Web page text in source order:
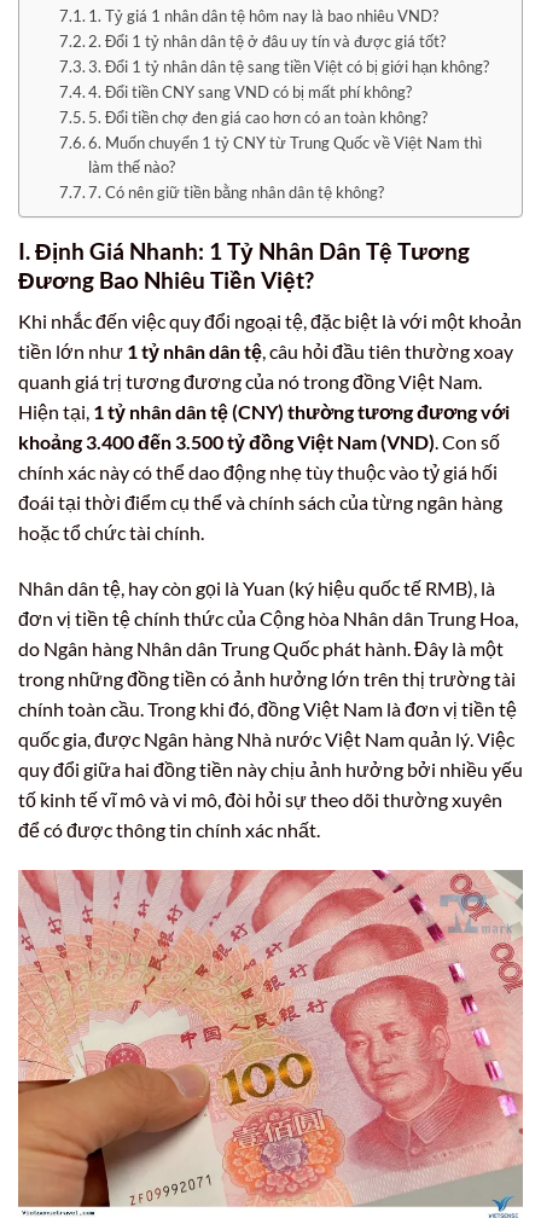
1. Tỷ giá 1 nhân dân tệ hôm nay là bao nhiêu VND?
2. Đổi 1 tỷ nhân dân tệ ở đâu uy tín và được giá tốt?
3. Đổi 1 tỷ nhân dân tệ sang tiền Việt có bị giới hạn không?
4. Đổi tiền CNY sang VND có bị mất phí không?
5. Đổi tiền chợ đen giá cao hơn có an toàn không?
6. Muốn chuyển 1 tỷ CNY từ Trung Quốc về Việt Nam thì
làm thế nào?
7. Có nên giữ tiền bằng nhân dân tệ không?
I. Định Giá Nhanh: 1 Tỷ Nhân Dân Tệ Tương
Đương Bao Nhiêu Tiền Việt?
Khi nhắc đến việc quy đổi ngoại tệ, đặc biệt là với một khoản
tiền lớn như 1 tỷ nhân dân tệ, câu hỏi đầu tiên thường xoay
quanh giá trị tương đương của nó trong đồng Việt Nam.
Hiện tại, 1 tỷ nhân dân tệ (CNY) thường tương đương với
khoảng 3.400 đến 3.500 tỷ đồng Việt Nam (VND). Con số
chính xác này có thể dao động nhẹ tùy thuộc vào tỷ giá hối
đoái tại thời điểm cụ thể và chính sách của từng ngân hàng
hoặc tổ chức tài chính.
Nhân dân tệ, hay còn gọi là Yuan (ký hiệu quốc tế RMB), là
đơn vị tiền tệ chính thức của Cộng hòa Nhân dân Trung Hoa,
do Ngân hàng Nhân dân Trung Quốc phát hành. Đây là một
trong những đồng tiền có ảnh hưởng lớn trên thị trường tài
chính toàn cầu. Trong khi đó, đồng Việt Nam là đơn vị tiền tệ
quốc gia, được Ngân hàng Nhà nước Việt Nam quản lý. Việc
quy đổi giữa hai đồng tiền này chịu ảnh hưởng bởi nhiều yếu
tố kinh tế vĩ mô và vi mô, đòi hỏi sự theo dõi thường xuyên
để có được thông tin chính xác nhất.